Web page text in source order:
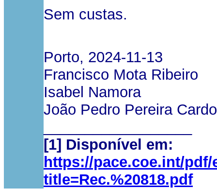
Sem custas.
Porto, 2024-11-13
Francisco Mota Ribeiro
Isabel Namora
João Pedro Pereira
[1] Disponível em:
https://pace.coe.int/pdf/
title=Rec.%20818.pdf